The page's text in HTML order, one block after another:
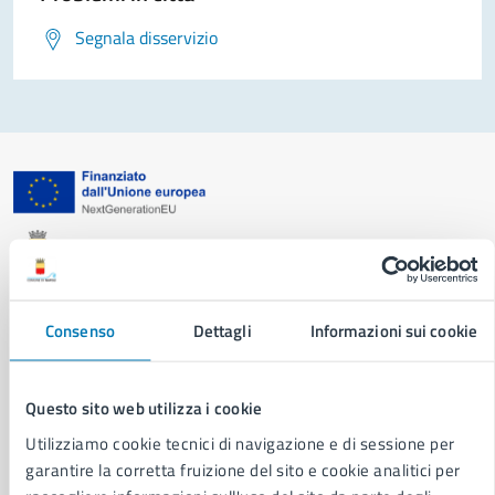
Consenso Dettagli Informazioni sui cookie
Questo sito web utilizza i cookie
Utilizziamo cookie tecnici di navigazione e di sessione per
garantire la corretta fruizione del sito e cookie analitici per
Segnala disservizio
AMMINISTRAZIONE
Aree amministrative
Municipalità
Uffici
Enti e fondazioni
Politici